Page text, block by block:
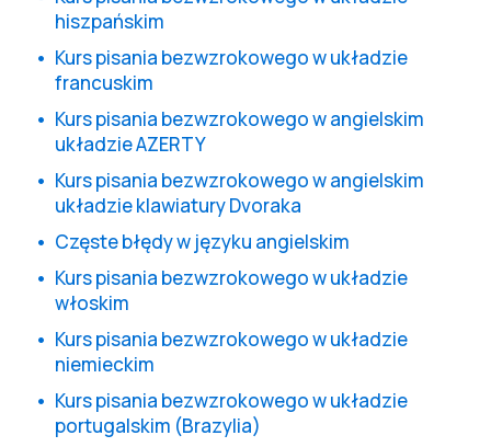
hiszpańskim
Kurs pisania bezwzrokowego w układzie
francuskim
Kurs pisania bezwzrokowego w angielskim
układzie AZERTY
Kurs pisania bezwzrokowego w angielskim
układzie klawiatury Dvoraka
Częste błędy w języku angielskim
Kurs pisania bezwzrokowego w układzie
włoskim
Kurs pisania bezwzrokowego w układzie
niemieckim
Kurs pisania bezwzrokowego w układzie
portugalskim (Brazylia)